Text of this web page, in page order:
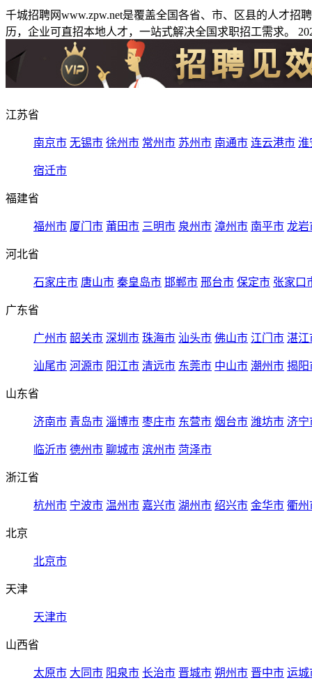
千城招聘网www.zpw.net是覆盖全国各省、市、区县的人才
历，企业可直招本地人才，一站式解决全国求职招工需求。
江苏省
南京市 无锡市 徐州市 常州市 苏州市 南通市 连云港市 淮
宿迁市
福建省
福州市 厦门市 莆田市 三明市 泉州市 漳州市 南平市 龙岩
河北省
石家庄市 唐山市 秦皇岛市 邯郸市 邢台市 保定市 张家口
广东省
广州市 韶关市 深圳市 珠海市 汕头市 佛山市 江门市 湛江
汕尾市 河源市 阳江市 清远市 东莞市 中山市 潮州市 揭阳
山东省
济南市 青岛市 淄博市 枣庄市 东营市 烟台市 潍坊市 济宁
临沂市 德州市 聊城市 滨州市 菏泽市
浙江省
杭州市 宁波市 温州市 嘉兴市 湖州市 绍兴市 金华市 衢州
北京
北京市
天津
天津市
山西省
太原市 大同市 阳泉市 长治市 晋城市 朔州市 晋中市 运城